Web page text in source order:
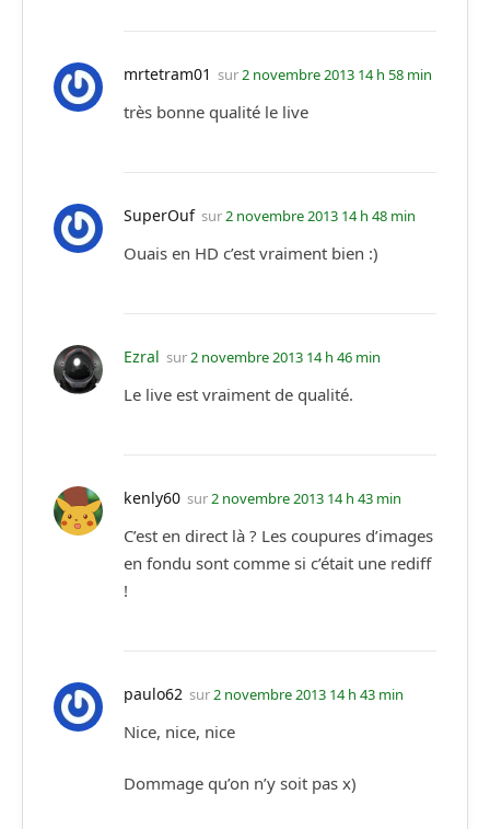
mrtetram01 sur2 novembre 2013 14 h 58 min
très bonne qualité le live
SuperOuf sur2 novembre 2013 14 h 48 min
Ouais en HD c’est vraiment bien :)
Ezral sur2 novembre 2013 14 h 46 min
Le live est vraiment de qualité.
kenly60 sur2 novembre 2013 14 h 43 min
C’est en direct là ? Les coupures d’images
en fondu sont comme si c’était une rediff
!
paulo62 sur2 novembre 2013 14 h 43 min
Nice, nice, nice
Dommage qu’on n’y soit pas x)